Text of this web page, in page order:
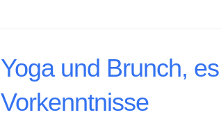
Yoga und Brunch,
Vorkenntnisse